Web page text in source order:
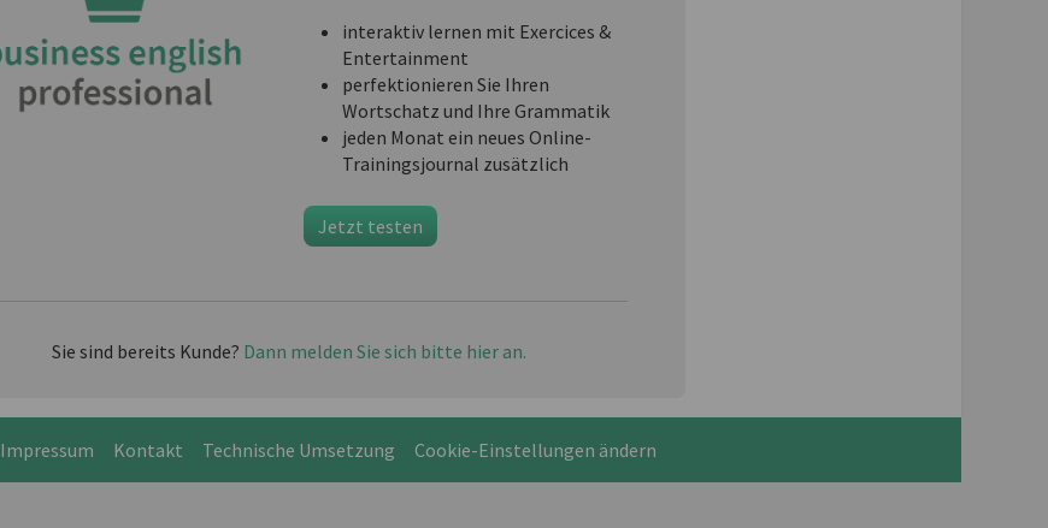
interaktiv lernen mit Exercices &
Entertainment
perfektionieren Sie Ihren
Wortschatz und Ihre Grammatik
jeden Monat ein neues Online-
Trainingsjournal zusätzlich
Jetzt testen
Sie sind bereits Kunde? Dann melden Sie sich bitte hier an.
Impressum Kontakt Technische Umsetzung Cookie-Einstellungen ändern